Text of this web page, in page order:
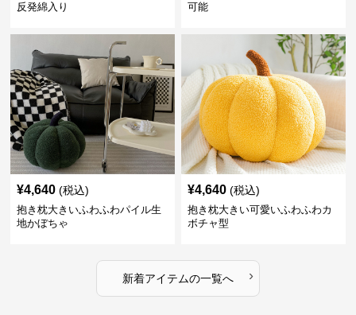
反発綿入り
可能
¥4,640 (税込)
抱き枕大きいふわふわパイル生
地かぼちゃ
¥4,640 (税込)
抱き枕大きい可愛いふわふわカ
ボチャ型
新着アイテムの一覧へ ›